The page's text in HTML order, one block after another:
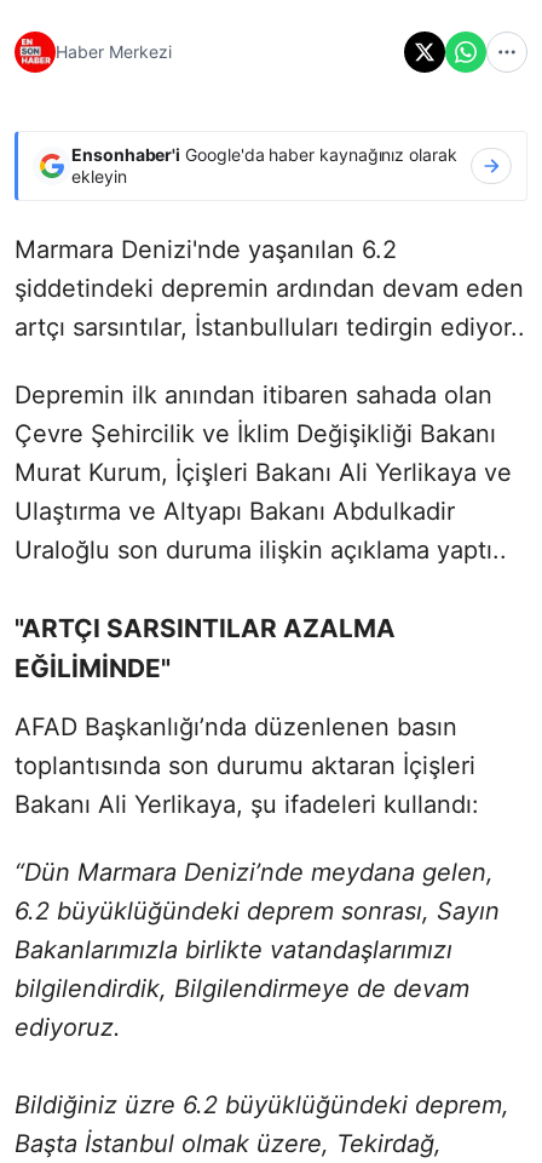
Haber Merkezi
Ensonhaber'i Google'da haber kaynağınız olarak
ekleyin
Marmara Denizi'nde yaşanılan 6.2
şiddetindeki depremin ardından devam eden
artçı sarsıntılar, İstanbulluları tedirgin ediyor..
Depremin ilk anından itibaren sahada olan
Çevre Şehircilik ve İklim Değişikliği Bakanı
Murat Kurum, İçişleri Bakanı Ali Yerlikaya ve
Ulaştırma ve Altyapı Bakanı Abdulkadir
Uraloğlu son duruma ilişkin açıklama yaptı..
"ARTÇI SARSINTILAR AZALMA
EĞİLİMİNDE"
AFAD Başkanlığı’nda düzenlenen basın
toplantısında son durumu aktaran İçişleri
Bakanı Ali Yerlikaya, şu ifadeleri kullandı:
“Dün Marmara Denizi’nde meydana gelen,
6.2 büyüklüğündeki deprem sonrası, Sayın
Bakanlarımızla birlikte vatandaşlarımızı
bilgilendirdik, Bilgilendirmeye de devam
ediyoruz.
Bildiğiniz üzre 6.2 büyüklüğündeki deprem,
Başta İstanbul olmak üzere, Tekirdağ,